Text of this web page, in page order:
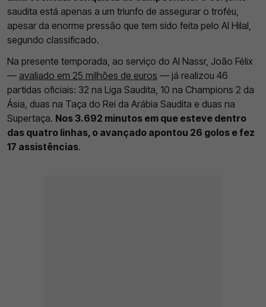
saudita está apenas a um triunfo de assegurar o troféu,
apesar da enorme pressão que tem sido feita pelo Al Hilal,
segundo classificado.
Na presente temporada, ao serviço do Al Nassr, João Félix
— avaliado em 25 milhões de euros — já realizou 46
partidas oficiais: 32 na Liga Saudita, 10 na Champions 2 da
Ásia, duas na Taça do Rei da Arábia Saudita e duas na
Supertaça. Nos 3.692 minutos em que esteve dentro
das quatro linhas, o avançado apontou 26 golos e fez
17 assistências.